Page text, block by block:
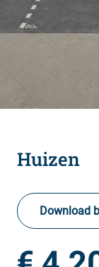
Huizen
Download